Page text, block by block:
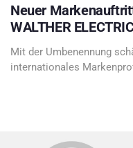
Neuer
WALTHER
Mit der Umbenennung
internationales